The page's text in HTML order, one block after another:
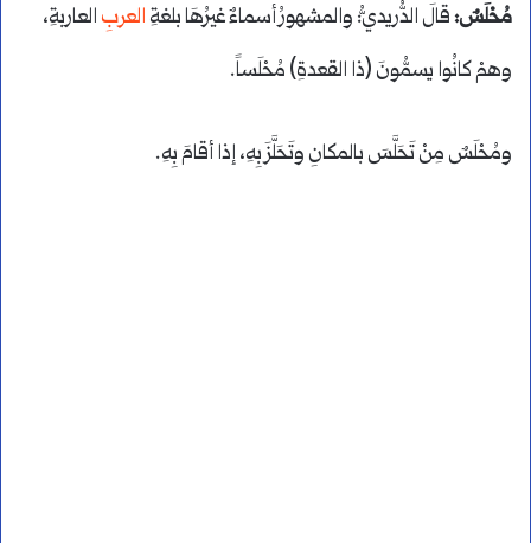
مُحْلَسٌ:قالَ الدُّريديُّ: والمشهورُ أسماءٌ غيرُهَا بلغةِ العرب ِ العاربةِ،
وهمْ كانُوا يسمُّونَ (ذا القعدةِ) مُحْلَساً.
ومُحْلَسٌ مِنْ تَحَلَّسَ بالمكانِ وتَحَلَّزَ بِهِ، إذا أقامَ بِهِ.